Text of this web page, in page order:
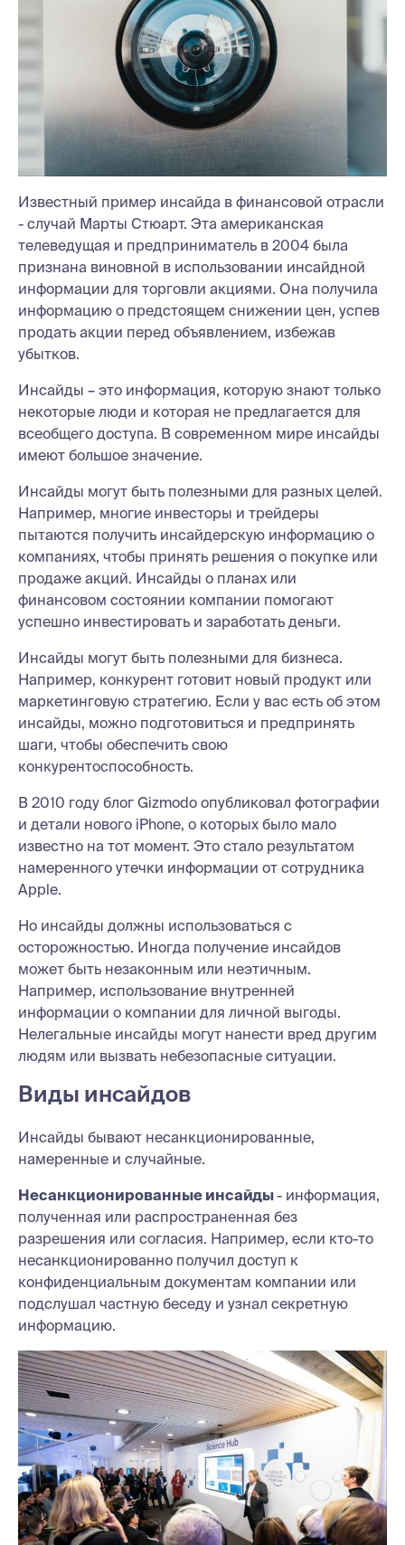
Известный пример инсайда в финансовой отрасли
- случай Марты Стюарт. Эта американская
телеведущая и предприниматель в 2004 была
признана виновной в использовании инсайдной
информации для торговли акциями. Она получила
информацию о предстоящем снижении цен, успев
продать акции перед объявлением, избежав
убытков.
Инсайды – это информация, которую знают только
некоторые люди и которая не предлагается для
всеобщего доступа. В современном мире инсайды
имеют большое значение.
Инсайды могут быть полезными для разных целей.
Например, многие инвесторы и трейдеры
пытаются получить инсайдерскую информацию о
компаниях, чтобы принять решения о покупке или
продаже акций. Инсайды о планах или
финансовом состоянии компании помогают
успешно инвестировать и заработать деньги.
Инсайды могут быть полезными для бизнеса.
Например, конкурент готовит новый продукт или
маркетинговую стратегию. Если у вас есть об этом
инсайды, можно подготовиться и предпринять
шаги, чтобы обеспечить свою
конкурентоспособность.
В 2010 году блог Gizmodo опубликовал фотографии
и детали нового iPhone, о которых было мало
известно на тот момент. Это стало результатом
намеренного утечки информации от сотрудника
Apple.
Но инсайды должны использоваться с
осторожностью. Иногда получение инсайдов
может быть незаконным или неэтичным.
Например, использование внутренней
информации о компании для личной выгоды.
Нелегальные инсайды могут нанести вред другим
людям или вызвать небезопасные ситуации.
Виды инсайдов
Инсайды бывают несанкционированные,
намеренные и случайные.
Несанкционированные инсайды- информация,
полученная или распространенная без
разрешения или согласия. Например, если кто-то
несанкционированно получил доступ к
конфиденциальным документам компании или
подслушал частную беседу и узнал секретную
информацию.